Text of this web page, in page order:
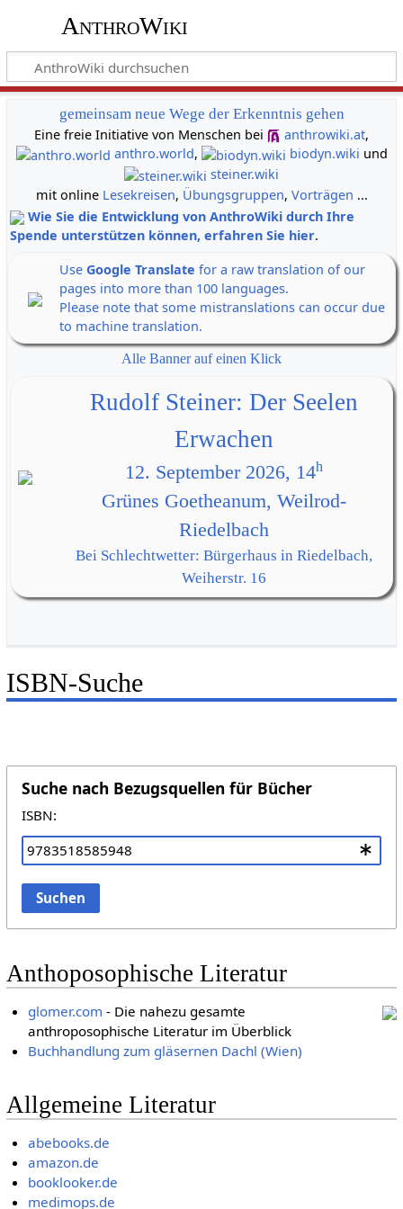
AnthroWiki
gemeinsam neue Wege der Erkenntnis gehen
Eine freie Initiative von Menschen bei
anthrowiki.at,
anthro.world, biodyn.wiki und
steiner.wiki
mit online Lesekreisen, Übungsgruppen, Vorträgen ...
Wie Sie die Entwicklung von AnthroWiki durch Ihre
Spende unterstützen können, erfahren Sie hier.
Use Google Translate for a raw translation of our
pages into more than 100 languages.
Please note that some mistranslations can occur due
to machine translation.
Alle Banner auf einen Klick
Rudolf Steiner: Der Seelen
Erwachen
12. September 2026, 14h
Grünes Goetheanum, Weilrod-
Riedelbach
Bei Schlechtwetter: Bürgerhaus in Riedelbach,
Weiherstr. 16
ISBN-Suche
Suche nach Bezugsquellen für Bücher
ISBN:
Suchen
Anthoposophische Literatur
glomer.com - Die nahezu gesamte
anthroposophische Literatur im Überblick
Buchhandlung zum gläsernen Dachl (Wien)
Allgemeine Literatur
abebooks.de
amazon.de
booklooker.de
medimops.de